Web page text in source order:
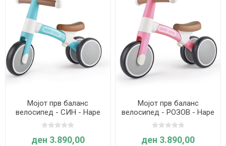
Мојот прв баланс
велосипед - СИН - Hape
ден 3.890,00
Мојот прв баланс
велосипед - РОЗОВ - Hape
ден 3.890,00